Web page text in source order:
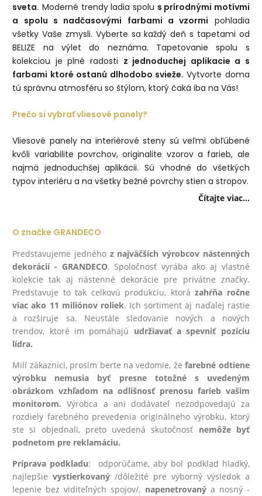
sveta. Moderné trendy ladia spolu s prírodnými motívmi
a spolu s nadčasovými farbami a vzormi pohladia
všetky Vaše zmysli. Vyberte sa každý deň s tapetami od
BELIZE na výlet do neznáma. Tapetovanie spolu s
kolekciou je plné radosti z jednoduchej aplikacie a s
farbami ktoré ostanú dlhodobo svieže. Vytvorte doma
tú správnu atmosféru so štýlom, ktorý čaká iba na Vás!
Prečo si vybrať vliesové panely?
Vliesové panely na interiérové steny sú veľmi obľúbené
kvôli variabilite povrchov, originalite vzorov a farieb, ale
najmä jednoduchšej aplikácii. Sú vhodné do všetkých
typov interiéru a na všetky bežné povrchy stien a stropov.
Čítajte viac...
O značke GRANDECO
Predstavujeme jedného z najväčších výrobcov nástenných
dekorácií - GRANDECO. Spoločnosť vyrába ako aj vlastné
kolekcie tak aj nástenné dekorácie pre privátne značky.
Predstavuje to tak celkovú produkciu, ktorázahŕňa ročne
viac ako 11 miliónov roliek. Ich sortiment aj naďalej rastie
a rozširuje sa. Neustále sledovanie nových a nových
trendov, ktoré im pomáhajú udržiavať a spevniť pozíciu
lídra.
Milí zákazníci, prosím berte na vedomie, žefarebné odtiene
výrobku nemusia byť presne totožné s uvedeným
obrázkom vzhľadom na odlišnosť prenosu farieb vašim
monitorom.Výrobca a ani dodávateľ nezodpovedajú za
rozdiely farebného prevedenia originálneho výrobku, ktorý
ste si objednali, preto uvedená skutočnosť nemôže byť
podnetom pre reklamáciu.
Príprava podkladu: odporúčame, aby bol podklad hladký,
najlepšievystierkovaný /dôležité pre výborný výsledok a
lepenie bez viditeľných spojov/, napenetrovanýa nosný -